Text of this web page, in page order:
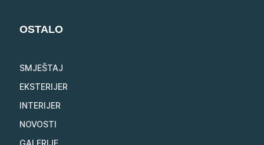
OSTALO
SMJEŠTAJ
EKSTERIJER
INTERIJER
NOVOSTI
GALERIJE